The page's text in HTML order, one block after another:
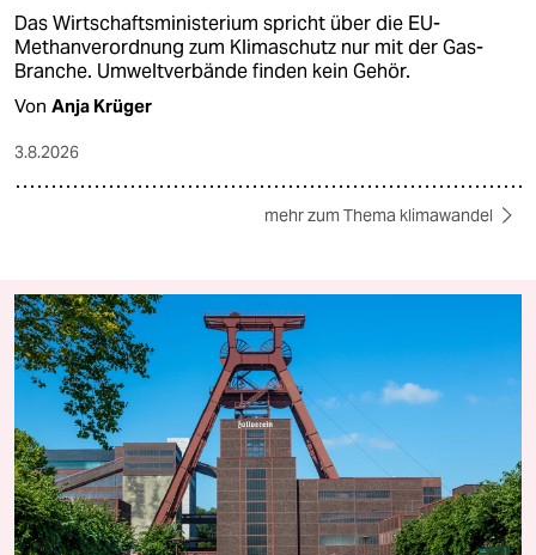
Das Wirtschaftsministerium spricht über die EU-
Methanverordnung zum Klimaschutz nur mit der Gas-
Branche. Umweltverbände finden kein Gehör.
Von Anja Krüger
3.8.2026
mehr zum Thema klimawandel